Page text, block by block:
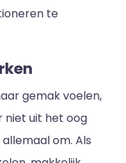
te
gemak voelen,
niet uit het oog
om. Als